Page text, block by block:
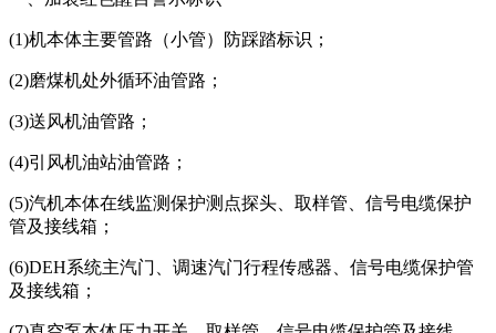
(1)机本体主要管路（小管）防踩踏标识；
(2)磨煤机处外循环油管路；
(3)送风机油管路；
(4)引风机油站油管路；
(5)汽机本体在线监测保护测点探头、取样管、信号电缆保护
管及接线箱；
(6)DEH系统主汽门、调速汽门行程传感器、信号电缆保护管
及接线箱；